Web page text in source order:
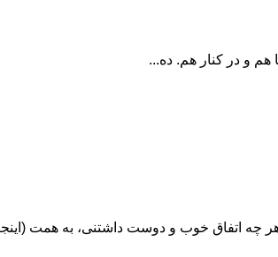
هم و در کنار هم. ده...
چه اتفاق خوب و دوست داشتنی، به همت